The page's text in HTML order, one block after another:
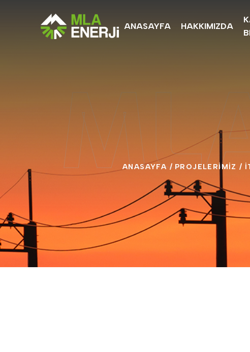
ANASAYFA HAKKIMIZDA
ANASAYFA / PROJELERİMİZ /